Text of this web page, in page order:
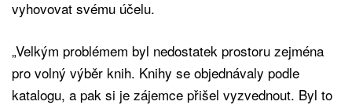
vyhovovat svému účelu.
„Velkým problémem byl nedostatek prostoru zejména
pro volný výběr knih. Knihy se objednávaly podle
katalogu, a pak si je zájemce přišel vyzvednout. Byl to